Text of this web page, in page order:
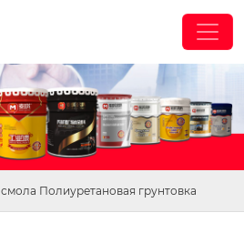
Полиуретановая грунтовка